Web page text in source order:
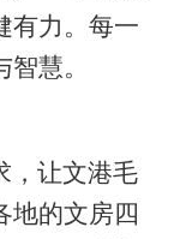
有力。每一
慧。
，让文港毛
地的文房四